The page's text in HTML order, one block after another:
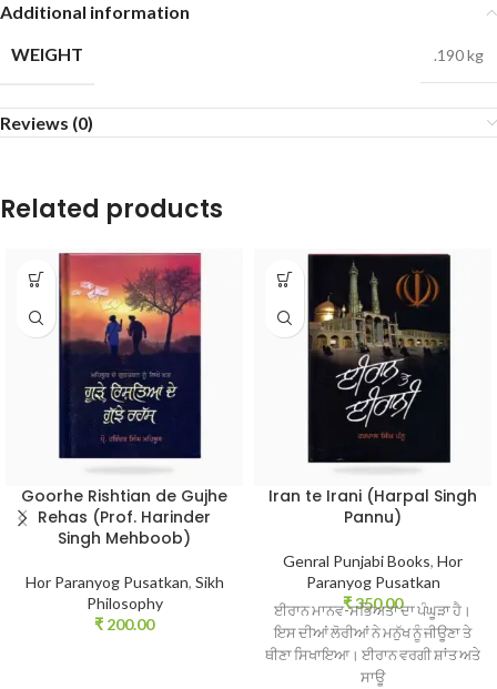
Additional information
WEIGHT
.190 kg
Reviews (0)
Related products
Goorhe Rishtian de Gujhe
Rehas (Prof. Harinder
Singh Mehboob)
Hor Paranyog Pusatkan, Sikh
Philosophy
₹ 200.00
Iran te Irani (Harpal Singh
Pannu)
Genral Punjabi Books, Hor
Paranyog Pusatkan
₹350.00
ਈਰਾਨ ਮਾਨਵ-ਸਭਿਅਤਾ ਦਾ ਪੰਘੂੜਾ ਹੈ।
ਇਸ ਦੀਆਂ ਲੋਰੀਆਂ ਨੇ ਮਨੁੱਖ ਨੂੰ ਜੀਊਣਾ ਤੇ
ਥੀਣਾ ਸਿਖਾਇਆ। ਈਰਾਨ ਵਰਗੀ ਸ਼ਾਂਤ ਅਤੇ
ਸਾਊ